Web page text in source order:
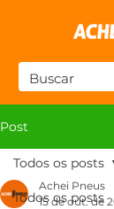
Post
Todos os posts
Todos os posts
Achei Pneus
15 de out. de